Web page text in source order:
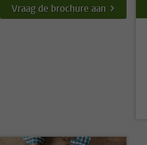
Vraag de brochure aan